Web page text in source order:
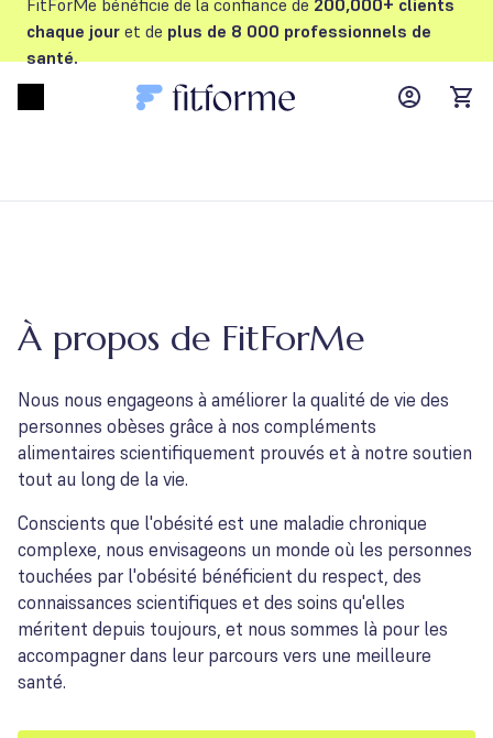
FitForMe bénéficie de la confiance de 200,000+ clients
chaque jour et de plus de 8 000 professionnels de
santé.
MyFFM
À propos de FitForMe
Nous nous engageons à améliorer la qualité de vie des
personnes obèses grâce à nos compléments
alimentaires scientifiquement prouvés et à notre soutien
tout au long de la vie.
Conscients que l'obésité est une maladie chronique
complexe, nous envisageons un monde où les personnes
touchées par l'obésité bénéficient du respect, des
connaissances scientifiques et des soins qu'elles
méritent depuis toujours, et nous sommes là pour les
accompagner dans leur parcours vers une meilleure
santé.